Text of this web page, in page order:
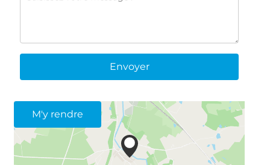
Envoyer
M'y rendre